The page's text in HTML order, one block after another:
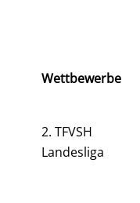
Wettbewerbe
2. TFVSH
Landesliga